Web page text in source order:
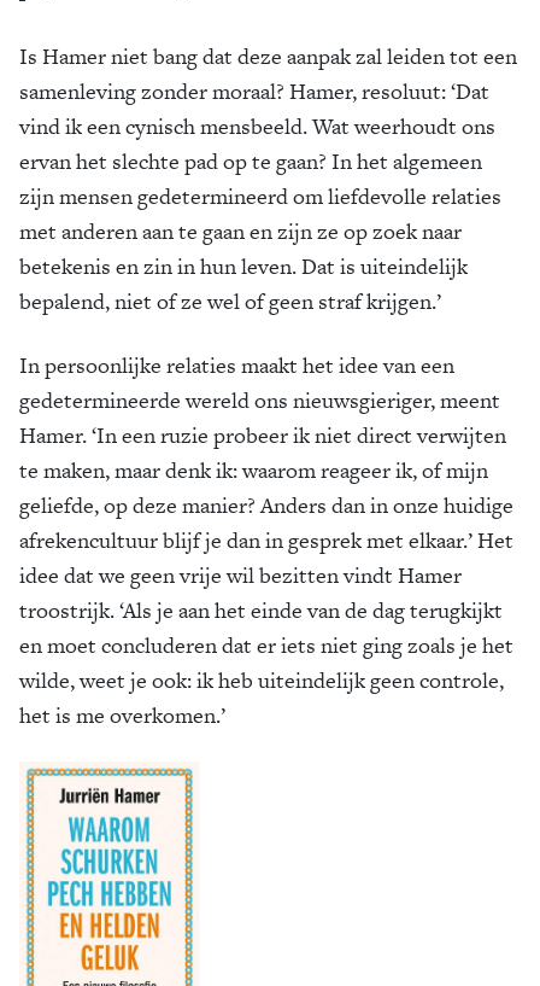
Is Hamer niet bang dat deze aanpak zal leiden tot een
samenleving zonder moraal? Hamer, resoluut: ‘Dat
vind ik een cynisch mensbeeld. Wat weerhoudt ons
ervan het slechte pad op te gaan? In het algemeen
zijn mensen gedetermineerd om liefdevolle relaties
met anderen aan te gaan en zijn ze op zoek naar
betekenis en zin in hun leven. Dat is uiteindelijk
bepalend, niet of ze wel of geen straf krijgen.’
In persoonlijke relaties maakt het idee van een
gedetermineerde wereld ons nieuwsgieriger, meent
Hamer. ‘In een ruzie probeer ik niet direct verwijten
te maken, maar denk ik: waarom reageer ik, of mijn
geliefde, op deze manier? Anders dan in onze huidige
afrekencultuur blijf je dan in gesprek met elkaar.’ Het
idee dat we geen vrije wil bezitten vindt Hamer
troostrijk. ‘Als je aan het einde van de dag terugkijkt
en moet concluderen dat er iets niet ging zoals je het
wilde, weet je ook: ik heb uiteindelijk geen controle,
het is me overkomen.’